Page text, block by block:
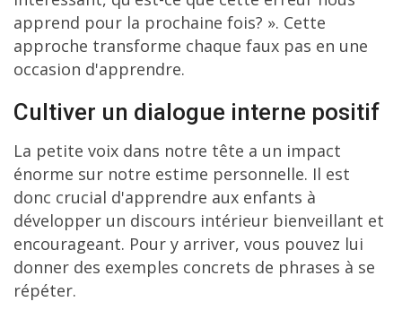
apprend pour la prochaine fois? ». Cette
approche transforme chaque faux pas en une
occasion d'apprendre.
Cultiver un dialogue interne positif
La petite voix dans notre tête a un impact
énorme sur notre estime personnelle. Il est
donc crucial d'apprendre aux enfants à
développer un discours intérieur bienveillant et
encourageant. Pour y arriver, vous pouvez lui
donner des exemples concrets de phrases à se
répéter.